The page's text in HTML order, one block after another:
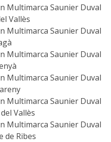
Multimarca Saunier Duval
Vallès
Multimarca Saunier Duval
Multimarca Saunier Duval
Multimarca Saunier Duval
Multimarca Saunier Duval
Vallès
Multimarca Saunier Duval
de Ribes